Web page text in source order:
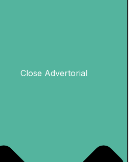
Close Advertorial